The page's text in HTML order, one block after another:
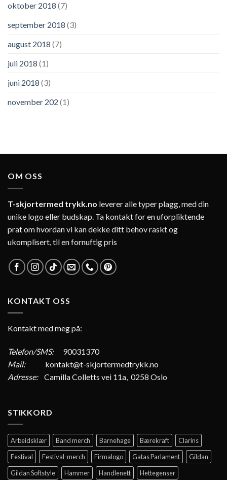
oktober 2018 (7)
september 2018 (3)
august 2018 (7)
juli 2018 (1)
juni 2018 (3)
november 202 (1)
OM OSS
T-skjortermed trykk.no leverer alle typer plagg, med din
unike logo eller budskap. Ta kontakt for en uforpliktende
prat om hvordan vi kan dekke ditt behov raskt og
ukomplisert, til en fornuftig pris
KONTAKT OSS
Kontakt med meg på:
Telefon/SMS:
90031370
Mail:
kontakt@t-skjortermedtrykk.no
Adresse: Camilla Colletts vei 11a, 0258 Oslo
STIKKORD
Arbeidsklær Band merch Barnehage Bærekraft
Clarins
Festival
Festival-merch Firmalogo Gatas Parlament
Gildan
Gildan Softstyle
Hammer Handlenett Hettegenser